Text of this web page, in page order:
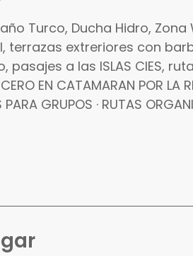
Turco, Ducha Hidro,
terrazas extreriores con
pasajes a las ISLAS CIES,
EN CATAMARAN POR LA
PARA GRUPOS · RUTAS